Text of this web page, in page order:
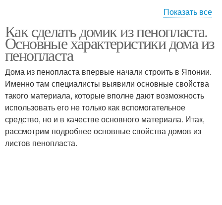
оформление
новогоднего стола
Поделки на новый год Новогодние игрушки
Новогодние
композиции
Показать все
Как сделать домик из пенопласта.
Основные характеристики дома из
пенопласта
Дома из пенопласта впервые начали строить в Японии.
Именно там специалисты выявили основные свойства
такого материала, которые вполне дают возможность
использовать его не только как вспомогательное
средство, но и в качестве основного материала. Итак,
рассмотрим подробнее основные свойства домов из
листов пенопласта.